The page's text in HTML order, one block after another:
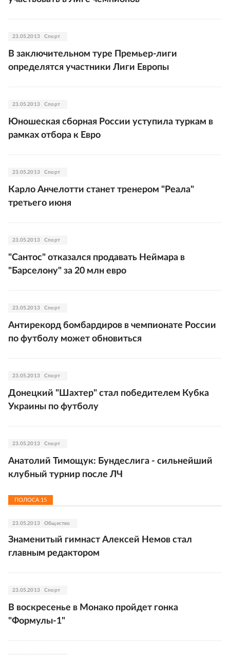
23.05.2013 Спорт
В заключительном туре Премьер-лиги
определятся участники Лиги Европы
23.05.2013 Спорт
Юношеская сборная России уступила туркам в
рамках отбора к Евро
23.05.2013 Спорт
Карло Анчелотти станет тренером "Реала"
третьего июня
23.05.2013 Спорт
"Сантос" отказался продавать Неймара в
"Барселону" за 20 млн евро
23.05.2013 Спорт
Антирекорд бомбардиров в чемпионате России
по футболу может обновиться
23.05.2013 Спорт
Донецкий "Шахтер" стал победителем Кубка
Украины по футболу
23.05.2013 Спорт
Анатолий Тимощук: Бундеслига - сильнейший
клубный турнир после ЛЧ
ПОЛОСА 15
23.05.2013 Общество
Знаменитый гимнаст Алексей Немов стал
главным редактором
23.05.2013 Спорт
В воскресенье в Монако пройдет гонка
"Формулы-1"